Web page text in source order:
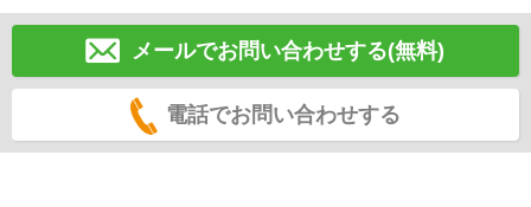
メールでお問い合わせする(無料)
電話でお問い合わせする